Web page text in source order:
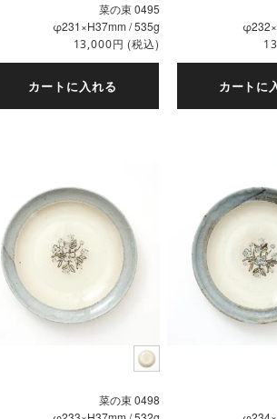
菜の束 0495
φ231×H37mm / 535g
13,000円 (税込)
カートに入れる カートに
菜の束 0498